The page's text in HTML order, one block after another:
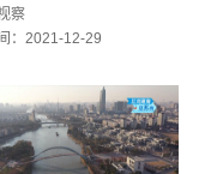
察
：2021-12-29